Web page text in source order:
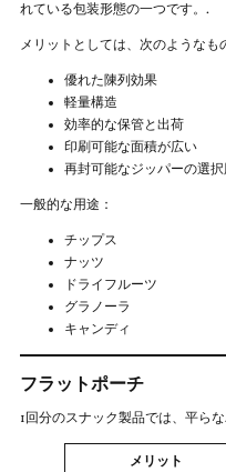
れている包装形態の一つです。.
メリットとしては、次のようなも
優れた陳列効果
軽量構造
効率的な保管と出荷
印刷可能な面積が広い
再封可能なジッパーの選
一般的な用途：
チップス
ナッツ
ドライフルーツ
グラノーラ
キャンディ
フラットポーチ
1回分のスナック製品では、平ら
メリット